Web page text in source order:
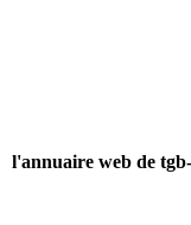
l'annuaire web de